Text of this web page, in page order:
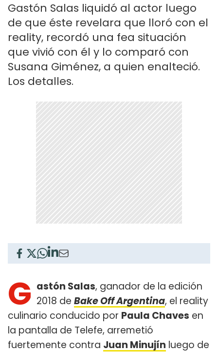
Gastón Salas liquidó al actor luego
de que éste revelara que lloró con el
reality, recordó una fea situación
que vivió con él y lo comparó con
Susana Giménez, a quien enalteció.
Los detalles.
G astón Salas, ganador de la edición
2018 de Bake Off Argentina, el reality
culinario conducido por Paula Chaves en
la pantalla de Telefe, arremetió
fuertemente contra Juan Minujín luego de